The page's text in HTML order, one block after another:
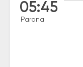
05:45
Parana